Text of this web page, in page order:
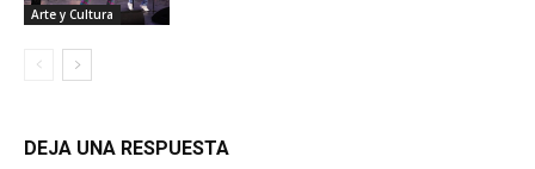
Arte y Cultura
DEJA UNA RESPUESTA